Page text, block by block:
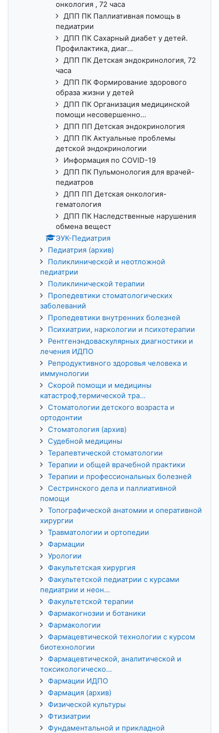
онкология , 72 часа
ДПП ПК Паллиативная помощь в
педиатрии
ДПП ПК Сахарный диабет у детей.
Профилактика, диаг...
ДПП ПК Детская эндокринология, 72
часа
ДПП ПК Формирование здорового
образа жизни у детей
ДПП ПК Организация медицинской
помощи несовершенно...
ДПП ПП Детская эндокринология
ДПП ПК Актуальные проблемы
детской эндокринологии
Информация по COVID-19
ДПП ПК Пульмонология для врачей-
педиатров
ДПП ПП Детская онкология-
гематология
ДПП ПК Наследственные нарушения
обмена вещест
ЭУК-Педиатрия
Педиатрия (архив)
Поликлинической и неотложной
педиатрии
Поликлинической терапии
Пропедевтики стоматологических
заболеваний
Пропедевтики внутренних болезней
Психиатрии, наркологии и психотерапии
Рентгенэндоваскулярных диагностики и
лечения ИДПО
Репродуктивного здоровья человека и
иммунологии
Скорой помощи и медицины
катастроф,термической тра...
Стоматологии детского возраста и
ортодонтии
Стоматология (архив)
Судебной медицины
Терапевтической стоматологии
Терапии и общей врачебной практики
Терапии и профессиональных болезней
Сестринского дела и паллиативной
помощи
Топографической анатомии и оперативной
хирургии
Травматологии и ортопедии
Фармации
Урологии
Факультетская хирургия
Факультетской педиатрии с курсами
педиатрии и неон...
Факультетской терапии
Фармакогнозии и ботаники
Фармакологии
Фармацевтической технологии с курсом
биотехнологии
Фармацевтической, аналитической и
токсикологическо...
Фармации ИДПО
Фармация (архив)
Физической культуры
Фтизиатрии
Фундаментальной и прикладной